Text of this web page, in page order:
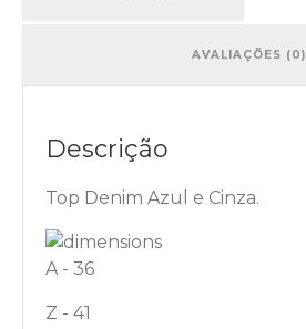
AVALIAÇÕES (0)
Descrição
Top Denim Azul e Cinza.
A - 36
Z - 41